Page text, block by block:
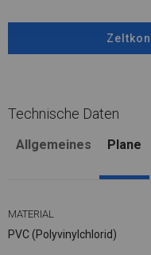
Technische Daten
Allgemeines Plane
MATERIAL
PVC (Polyvinylchlorid)